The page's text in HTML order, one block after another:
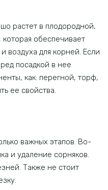
растет в плодородной,
обеспечивает
воздуха для корней. Если
посадкой в нее
как: перегной, торф,
ее свойства.
важных этапов. Во-
и удаление сорняков.
Также не стоит